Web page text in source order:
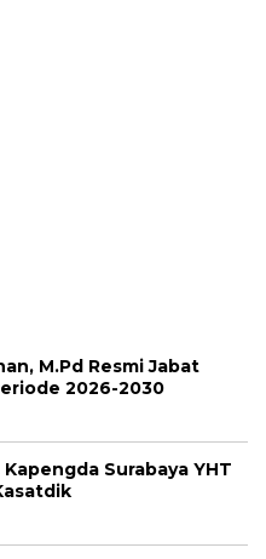
M.Pd Resmi Jabat
2026-2030
Surabaya YHT